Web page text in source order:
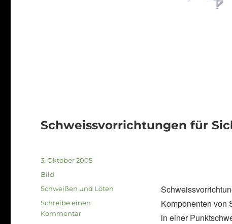
Schweissvorrichtungen für
Komponenten von
in einer
Veröffentlicht
am
3. Oktober 2005
Format
Bild
Kategorien
Schweißen und Löten
Schreibe einen
Kommentarzu